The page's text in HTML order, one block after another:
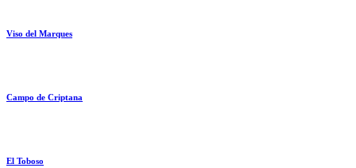
Viso del Marques
Campo de Criptana
El Toboso